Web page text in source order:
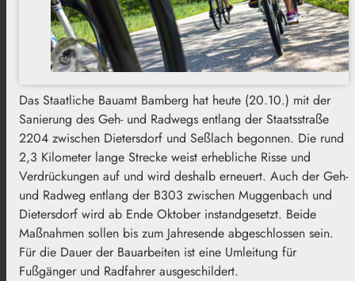
Das Staatliche Bauamt Bamberg hat heute (20.10.) mit der
Sanierung des Geh- und Radwegs entlang der Staatsstraße
2204 zwischen Dietersdorf und Seßlach begonnen. Die rund
2,3 Kilometer lange Strecke weist erhebliche Risse und
Verdrückungen auf und wird deshalb erneuert. Auch der Geh-
und Radweg entlang der B303 zwischen Muggenbach und
Dietersdorf wird ab Ende Oktober instandgesetzt. Beide
Maßnahmen sollen bis zum Jahresende abgeschlossen sein.
Für die Dauer der Bauarbeiten ist eine Umleitung für
Fußgänger und Radfahrer ausgeschildert.